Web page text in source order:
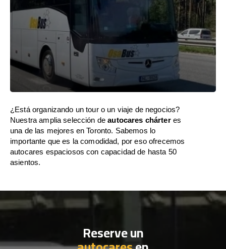
¿Está organizando un tour o un viaje de negocios?
Nuestra amplia selección deautocares chárteres
una de las mejores en Toronto. Sabemos lo
importante que es la comodidad, por eso ofrecemos
autocares espaciosos con capacidad de hasta 50
asientos.
Reserve un